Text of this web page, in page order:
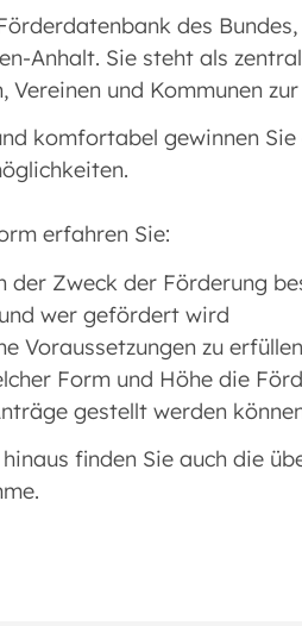
des
Anhalt. Sie steht als
Vereinen und Kommunen
komfortabel gewinnen
erfahren Sie:
der Zweck der Förderung
wer gefördert wird
Voraussetzungen zu
Form und Höhe die
gestellt werden
finden Sie auch die